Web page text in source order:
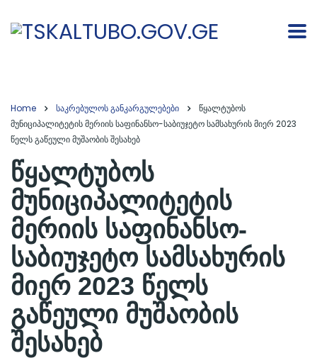
Home საკრებულოს განკარგულებები
წყალტუბოს
მუნიციპალიტეტის მერიის საფინანსო-საბიუჯეტო სამსახურის მიერ 2023
წელს გაწეული მუშაობის შესახებ
წყალტუბოს
მუნიციპალიტეტის
მერიის საფინანსო-
საბიუჯეტო სამსახურის
მიერ 2023 წელს
გაწეული მუშაობის
შესახებ